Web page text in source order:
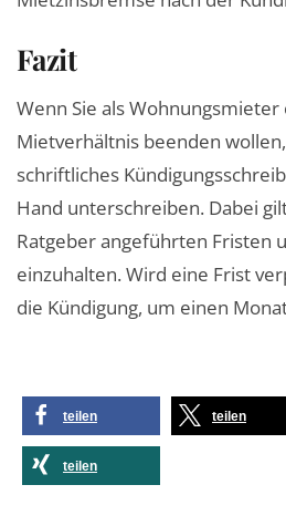
Fazit
Wenn Sie als
Mietverhältnis beenden
schriftliches
Hand unterschreiben. Dabei
Ratgeber angeführten Fristen
einzuhalten. Wird eine Frist
die Kündigung, um einen
teilen teilen
teilen